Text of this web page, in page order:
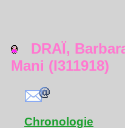
DRAÏ,
Mani (I311918)
Chronologie